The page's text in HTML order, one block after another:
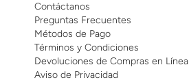
Contáctanos
Preguntas Frecuentes
Métodos de Pago
Términos y Condiciones
Devoluciones de Compras en Línea
Aviso de Privacidad